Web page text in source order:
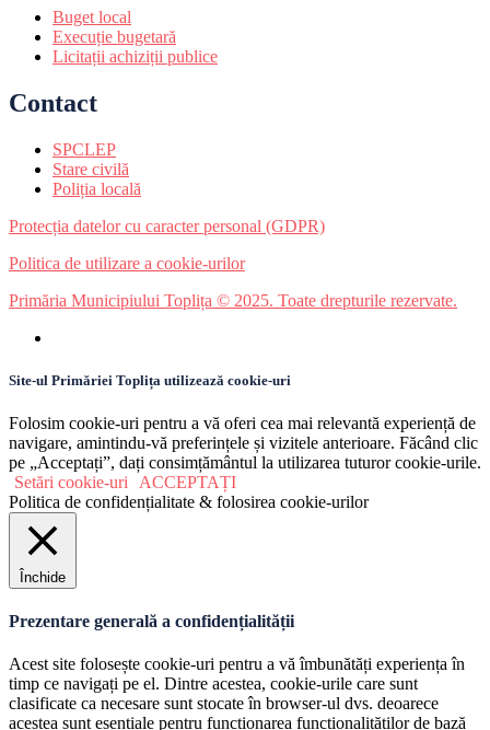
Buget local
Execuție bugetară
Licitații achiziții publice
Contact
SPCLEP
Stare civilă
Poliția locală
Protecția datelor cu caracter personal (GDPR)
Politica de utilizare a cookie-urilor
Primăria Municipiului Toplița © 2025. Toate drepturile rezervate.
Site-ul Primăriei Toplița utilizează cookie-uri
Folosim cookie-uri pentru a vă oferi cea mai relevantă experiență de
navigare, amintindu-vă preferințele și vizitele anterioare. Făcând clic
pe „Acceptați”, dați consimțământul la utilizarea tuturor cookie-urile.
Setări cookie-uri
ACCEPTAȚI
Politica de confidențialitate & folosirea cookie-urilor
Închide
Prezentare generală a confidențialității
Acest site folosește cookie-uri pentru a vă îmbunătăți experiența în
timp ce navigați pe el. Dintre acestea, cookie-urile care sunt
clasificate ca necesare sunt stocate în browser-ul dvs. deoarece
acestea sunt esențiale pentru funcționarea funcționalităților de bază